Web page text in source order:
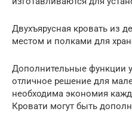
Двухъярусная кровать из
местом и полками для
Дополнительные функции
отличное решение для
необходима экономия
Кровати могут быть